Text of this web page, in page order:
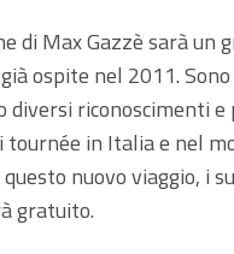
di Max Gazzè sarà
ospite nel 2011.
riconoscimenti
in Italia e nel
nuovo viaggio, i
gratuito.